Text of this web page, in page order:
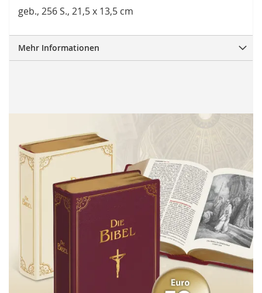
geb., 256 S., 21,5 x 13,5 cm
Mehr Informationen